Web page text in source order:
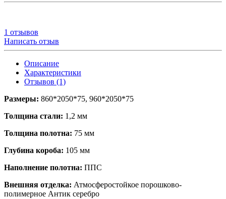
1 отзывов
Написать отзыв
Описание
Характеристики
Отзывов (1)
Размеры: 860*2050*75, 960*2050*75
Толщина стали: 1,2 мм
Толщина полотна: 75 мм
Глубина короба: 105 мм
Наполнение полотна: ППС
Внешняя отделка: Атмосферостойкое порошково-
полимерное Антик серебро